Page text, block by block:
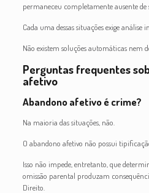
permaneceu completamente ausente de
Cada uma dessas situações exige análise
Não existem soluções automáticas nem
Perguntas frequentes
afetivo
Abandono afetivo é crime?
Na maioria das situações, não.
O abandono afetivo não possui
Isso não impede, entretanto, que
omissão parental produzam
Direito.